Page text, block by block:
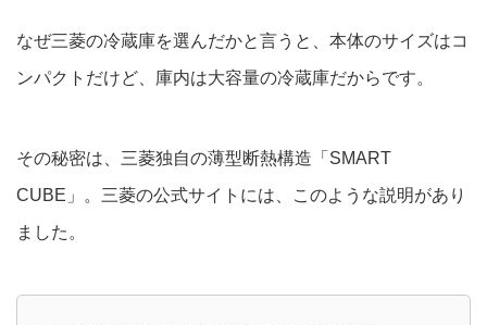
なぜ三菱の冷蔵庫を選んだかと言うと、本体のサイズはコ
ンパクトだけど、庫内は大容量の冷蔵庫だからです。
その秘密は、三菱独自の薄型断熱構造「SMART
CUBE」。三菱の公式サイトには、このような説明があり
ました。